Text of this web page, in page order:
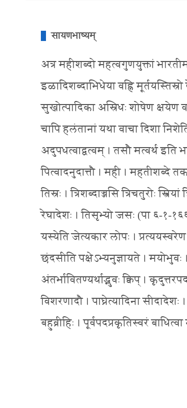
सायणभाष्यम्
अत्र महीशब्दो महत्वगुणयुक्तां
इळादिशब्दाभिधेया वह्नि मूर्तयस्तिस्रो
सुखोत्पादिका अस्रिधः शोषेण क्षयेण
चापि हलंतानां यथा वाचा दिशा
अदुपधत्वाद्वत्वम् । तसौ मत्वर्थ इति
पित्वादनुदात्तौ । मही । महतीशब्दे
तिस्रः । त्रिशब्दाज्जसि त्रिचतुरोः
रेघादेशः । तिसृभ्यो जसः (पा ६-१-
यस्येति जेत्यकार लोपः । प्रत्ययस्वरेण
छंदसीति पक्षेऽभ्यनुज्ञायते । मयोभुवः
अंतर्भावितण्यर्थाद्भुवः क्विप् ।
विशरणादौ । पाघ्रेत्यादिना सीदादेशः
बहुव्रीहिः । पूर्वपदप्रकृतिस्वरं